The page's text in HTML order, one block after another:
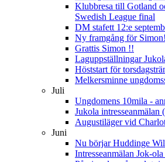
Klubbresa till Gotland
Swedish League final
DM stafett 12:e
Ny framgång för Simon!
Grattis Simon !!
Laguppställningar
Höststart för
Melkersminne
Juli
Ungdomens 10mila -
Jukola intresseanmälan
Augustiläger vid
Juni
Nu börjar Huddinge
Intresseanmälan Jok-